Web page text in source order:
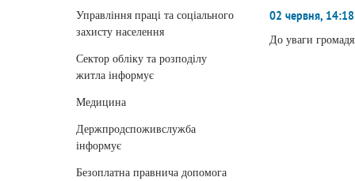
Управління праці та соціального
захисту населення
Сектор обліку та розподілу
житла інформує
Медицина
Держпродспоживслужба
інформує
Безоплатна правнича допомога
02 червня, 14:18
До уваги